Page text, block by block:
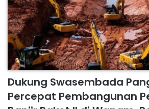
Dukung Swasembada
Percepat Pembangunan